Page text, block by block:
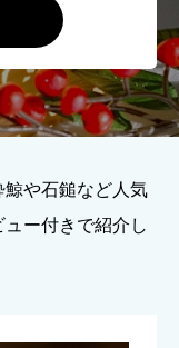
鯨や石鎚など人気
ー付きで紹介し